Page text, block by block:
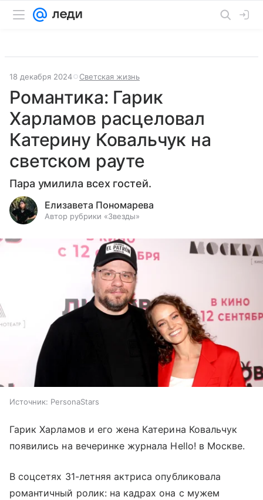
18 декабря 2024 Светская жизнь
Романтика: Гарик
Харламов расцеловал
Катерину Ковальчук на
светском рауте
Пара умилила всех гостей.
Елизавета Пономарева
Автор рубрики «Звезды»
Источник: PersonaStars
Гарик Харламов и его жена Катерина Ковальчук
появились на вечеринке журнала Hello! в Москве.
В соцсетях 31-летняя актриса опубликовала
романтичный ролик: на кадрах она с мужем